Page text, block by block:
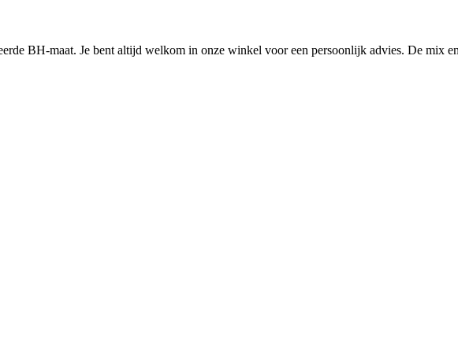
BH-maat. Je bent altijd welkom in onze winkel voor een persoonlijk advies. De mix